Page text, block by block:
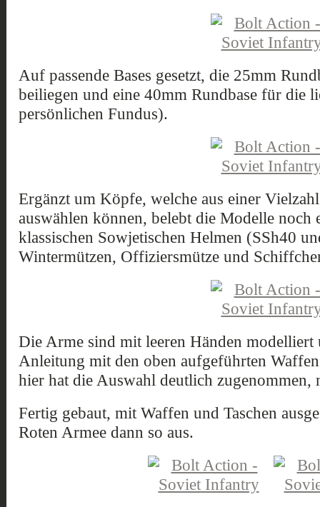
Auf passende Bases gesetzt, die 25mm
beiliegen und eine 40mm Rundbase für die
persönlichen Fundus).
Ergänzt um Köpfe, welche aus einer
auswählen können, belebt die Modelle noch
klassischen Sowjetischen Helmen (SSh40
Wintermützen, Offiziersmütze und
Die Arme sind mit leeren Händen modelliert
Anleitung mit den oben aufgeführten
hier hat die Auswahl deutlich zugenommen,
Fertig gebaut, mit Waffen und Taschen
Roten Armee dann so aus.